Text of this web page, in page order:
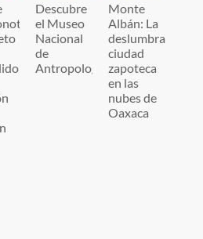
Descubre
el Museo
Nacional
de
Antropología
Monte
Albán: La
deslumbrante
ciudad
zapoteca
en las
nubes de
Oaxaca